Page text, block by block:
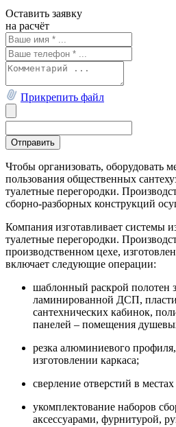
Оставить заявку
на расчёт
Прикрепить файл
Чтобы организовать, оборудовать
пользования общественных
туалетные перегородки.
сборно-разборных конструкций
Компания изготавливает системы
туалетные перегородки.
производственном цехе,
включает следующие операции:
шаблонный раскрой полотен
ламинированной ДСП,
сантехнических кабинок,
панелей – помещения
резка алюминиевого
изготовлении каркаса;
сверление отверстий в
укомплектование наборов
аксессуарами, фурнитурой,